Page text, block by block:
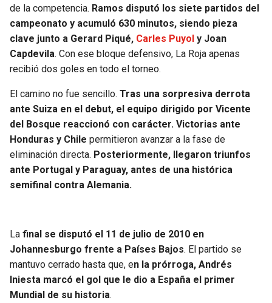
de la competencia. Ramos disputó los siete partidos del
campeonato y acumuló 630 minutos, siendo pieza
clave junto a Gerard Piqué, Carles Puyol y Joan
Capdevila. Con ese bloque defensivo, La Roja apenas
recibió dos goles en todo el torneo.
El camino no fue sencillo. Tras una sorpresiva derrota
ante Suiza en el debut, el equipo dirigido por Vicente
del Bosque reaccionó con carácter. Victorias ante
Honduras y Chile permitieron avanzar a la fase de
eliminación directa. Posteriormente, llegaron triunfos
ante Portugal y Paraguay, antes de una histórica
semifinal contra Alemania.
La final se disputó el 11 de julio de 2010 en
Johannesburgo frente a Países Bajos. El partido se
mantuvo cerrado hasta que, en la prórroga, Andrés
Iniesta marcó el gol que le dio a España el primer
Mundial de su historia.